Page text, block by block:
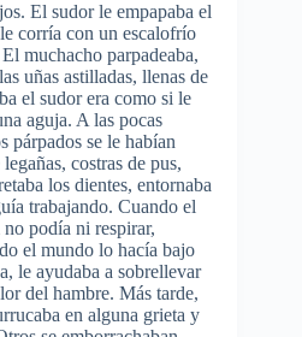
El sudor le empapaba el
corría con un escalofrío
muchacho parpadeaba,
uñas astilladas, llenas de
el sudor era como si le
aguja. A las pocas
párpados se le habían
costras de pus,
los dientes, entornaba
trabajando. Cuando el
podía ni respirar,
el mundo lo hacía bajo
le ayudaba a sobrellevar
del hambre. Más tarde,
en alguna grieta y